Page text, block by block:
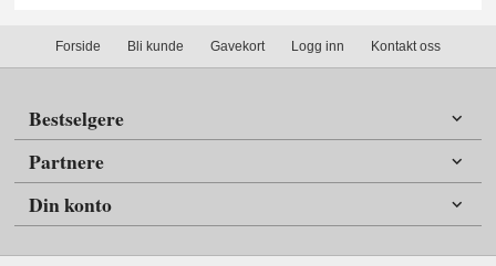
Forside Bli kunde Gavekort Logg inn Kontakt oss
Bestselgere
Partnere
Din konto